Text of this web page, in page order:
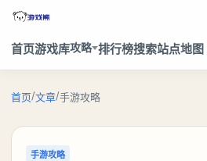
首页游戏库攻略 排行榜搜索站点地图
首页/文章/手游攻略
手游攻略